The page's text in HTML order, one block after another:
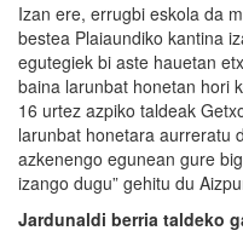
Izan ere, errugbi eskola da
bestea Plaiaundiko kantina
egutegiek bi aste hauetan
baina larunbat honetan hori
16 urtez azpiko taldeak
larunbat honetara aurreratu
azkenengo egunean gure
izango dugu” gehitu du
Jardunaldi berria taldeko